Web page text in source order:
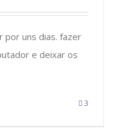
por uns dias. fazer
e deixar os
3